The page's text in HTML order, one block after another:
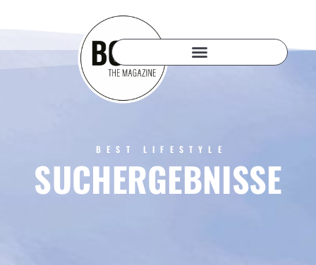
BEST LIFESTYLE
SUCHERGEBNISSE